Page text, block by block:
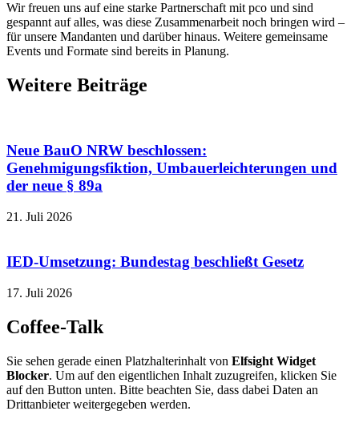
Wir freuen uns auf eine starke Partnerschaft mit pco und sind
gespannt auf alles, was diese Zusammenarbeit noch bringen wird –
für unsere Mandanten und darüber hinaus. Weitere gemeinsame
Events und Formate sind bereits in Planung.
Weitere Beiträge
Neue BauO NRW beschlossen:
Genehmigungsfiktion, Umbauerleichterungen und
der neue § 89a
21. Juli 2026
IED-Umsetzung: Bundestag beschließt Gesetz
17. Juli 2026
Coffee-Talk
Sie sehen gerade einen Platzhalterinhalt von Elfsight Widget
Blocker. Um auf den eigentlichen Inhalt zuzugreifen, klicken Sie
auf den Button unten. Bitte beachten Sie, dass dabei Daten an
Drittanbieter weitergegeben werden.